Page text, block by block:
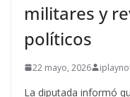
militares y
políticos
22 mayo, 2026
La diputada informó